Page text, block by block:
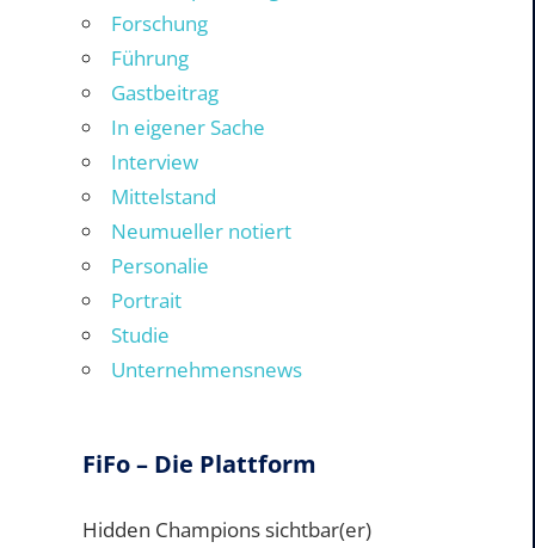
Forschung
Führung
Gastbeitrag
In eigener Sache
Interview
Mittelstand
Neumueller notiert
Personalie
Portrait
Studie
Unternehmensnews
FiFo – Die Plattform
Hidden Champions sichtbar(er)